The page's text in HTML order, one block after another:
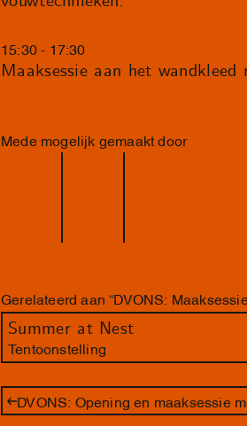
15:30 - 17:30
Maaksessie aan het
Mede mogelijk gemaakt door
Gerelateerd aan “DVONS:
Summer at Nest
Tentoonstelling
DVONS: Opening en maaksessie